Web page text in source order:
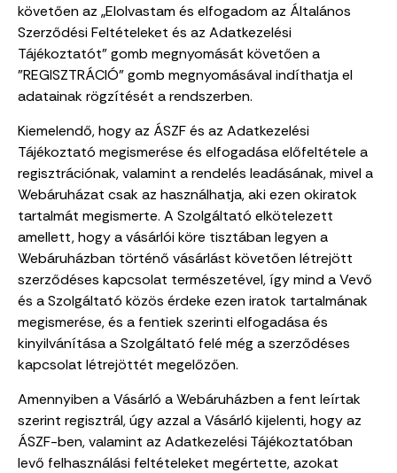
követően az „Elolvastam és elfogadom az Általános
Szerződési Feltételeket és az Adatkezelési
Tájékoztatót” gomb megnyomását követően a
"REGISZTRÁCIÓ" gomb megnyomásával indíthatja el
adatainak rögzítését a rendszerben.
Kiemelendő, hogy az ÁSZF és az Adatkezelési
Tájékoztató megismerése és elfogadása előfeltétele a
regisztrációnak, valamint a rendelés leadásának, mivel a
Webáruházat csak az használhatja, aki ezen okiratok
tartalmát megismerte. A Szolgáltató elkötelezett
amellett, hogy a vásárlói köre tisztában legyen a
Webáruházban történő vásárlást követően létrejött
szerződéses kapcsolat természetével, így mind a Vevő
és a Szolgáltató közös érdeke ezen iratok tartalmának
megismerése, és a fentiek szerinti elfogadása és
kinyilvánítása a Szolgáltató felé még a szerződéses
kapcsolat létrejöttét megelőzően.
Amennyiben a Vásárló a Webáruházben a fent leírtak
szerint regisztrál, úgy azzal a Vásárló kijelenti, hogy az
ÁSZF-ben, valamint az Adatkezelési Tájékoztatóban
levő felhasználási feltételeket megértette, azokat